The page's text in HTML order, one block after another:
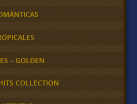
– GOLDEN
COLLECTION